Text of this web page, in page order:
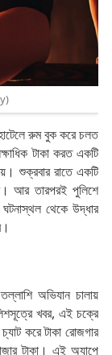
রুম বুক করে চলত
টাকা করত একটি
শুক্রবার রাতে একটি
আর তারপরই পুলিশে
থেকে উদ্ধার
অভিযান চালায়
খবর, এই চক্রে
করে টাকা রোজগার
টাকা। এই অ্যাপে